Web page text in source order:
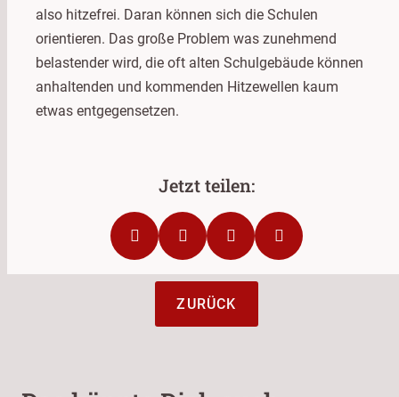
also hitzefrei. Daran können sich die Schulen
orientieren. Das große Problem was zunehmend
belastender wird, die oft alten Schulgebäude können
anhaltenden und kommenden Hitzewellen kaum
etwas entgegensetzen.
ZURÜCK